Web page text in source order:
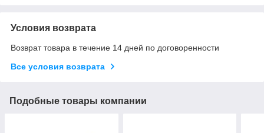
Условия возврата
Возврат товара в течение 14 дней по договоренности
Все условия возврата
Подобные товары компании